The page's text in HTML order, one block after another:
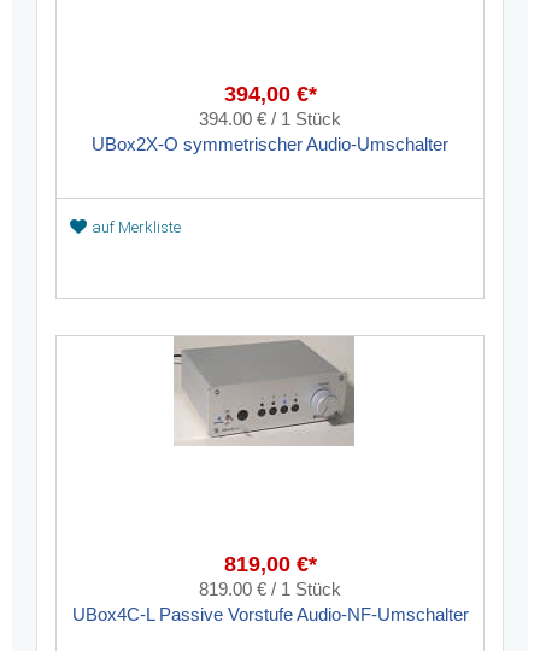
394,00 €*
394.00 € / 1 Stück
UBox2X-O symmetrischer Audio-Umschalter
auf Merkliste
819,00 €*
819.00 € / 1 Stück
UBox4C-L Passive Vorstufe Audio-NF-Umschalter